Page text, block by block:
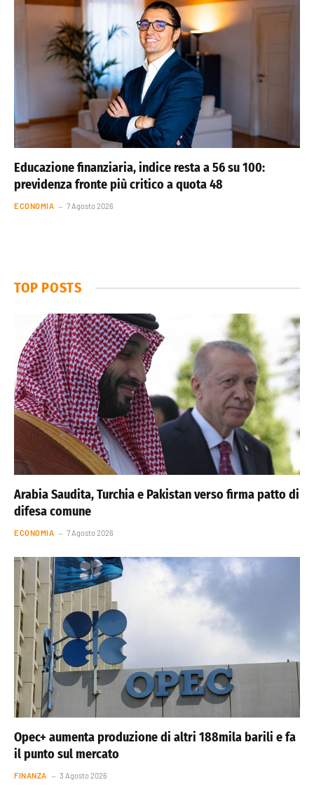
Educazione finanziaria, indice resta a 56 su 100:
previdenza fronte più critico a quota 48
ECONOMIA 7 Agosto 2026
TOP POSTS
Arabia Saudita, Turchia e Pakistan verso firma patto di
difesa comune
ECONOMIA 7 Agosto 2026
Opec+ aumenta produzione di altri 188mila barili e fa
il punto sul mercato
FINANZA 3 Agosto 2026